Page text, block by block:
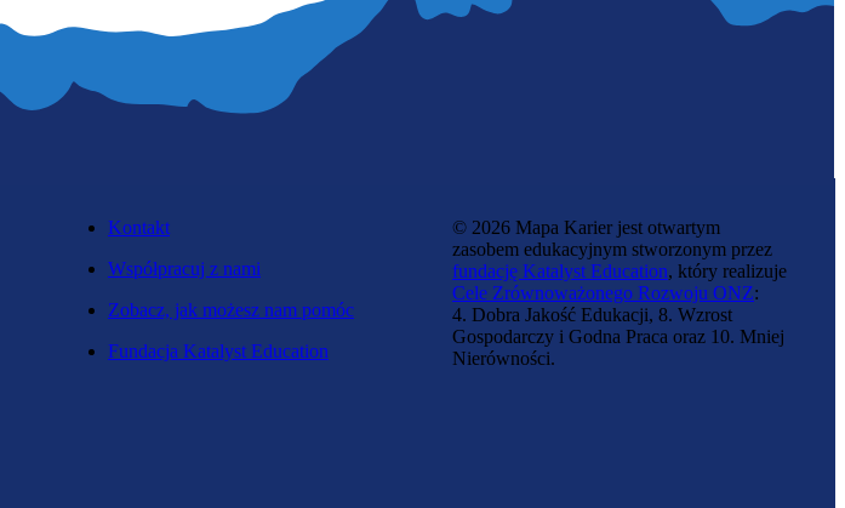
Kontakt
Współpracuj z nami
Zobacz, jak możesz nam pomóc
Fundacja Katalyst Education
© 2026 Mapa Karier jest otwartym
zasobem edukacyjnym stworzonym przez
fundację Katalyst Education, który realizuje
Cele Zrównoważonego Rozwoju ONZ:
4. Dobra Jakość Edukacji, 8. Wzrost
Gospodarczy i Godna Praca oraz 10. Mniej
Nierówności.